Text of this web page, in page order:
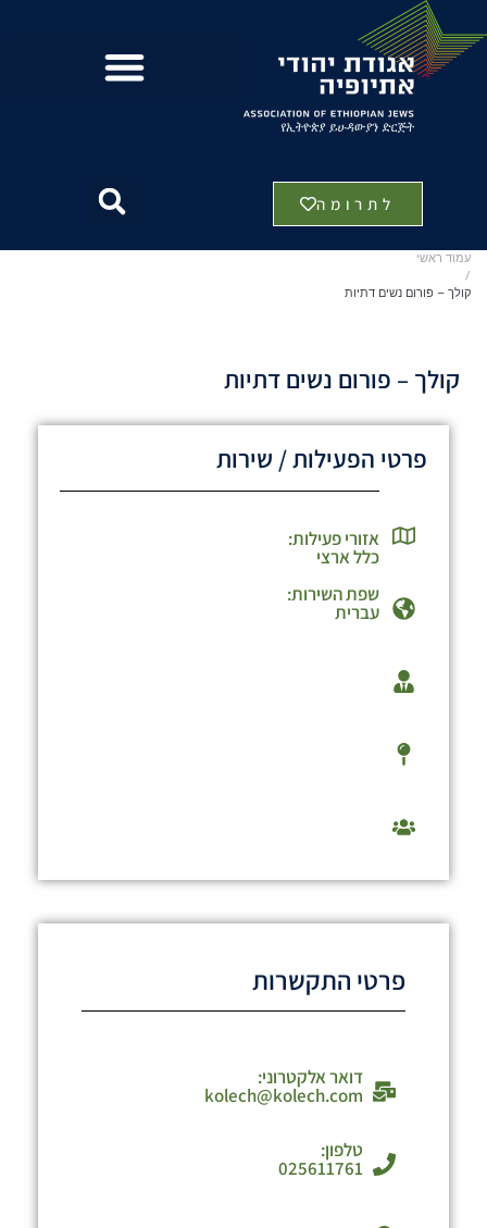
לתרומה
עמוד ראשי
/
קולך – פורום נשים דתיות
קולך – פורום נשים דתיות
פרטי הפעילות / שירות
אזורי פעילות:
כלל ארצי
שפת השירות:
עברית
פרטי התקשרות
דואר אלקטרוני:
kolech@kolech.com
טלפון:
025611761